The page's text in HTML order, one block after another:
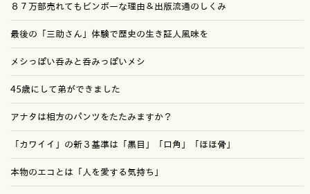
８７万部売れてもビンボーな理由＆出版流通のしくみ
最後の「三助さん」体験で歴史の生き証人風味を
メシっぽい呑みと呑みっぽいメシ
45歳にして弟ができました
アナタは相方のパンツをたたみますか？
「カワイイ」の新３基準は「黒目」「口角」「ほほ骨」
本物のエコとは「人を愛する気持ち」